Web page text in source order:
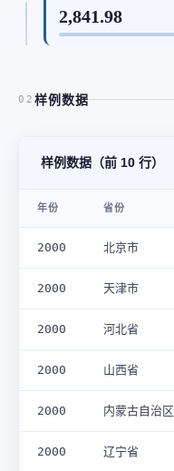
2,841.98
02 样例数据
样例数据（前 10 行）
年份 省份
2000 北京市
2000 天津市
2000 河北省
2000 山西省
2000 内蒙古自治区
2000 辽宁省